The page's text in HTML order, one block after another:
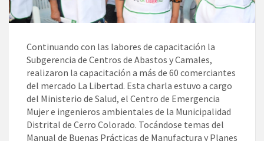
Continuando con las labores de capacitación la
Subgerencia de Centros de Abastos y Camales,
realizaron la capacitación a más de 60 comerciantes
del mercado La Libertad. Esta charla estuvo a cargo
del Ministerio de Salud, el Centro de Emergencia
Mujer e ingenieros ambientales de la Municipalidad
Distrital de Cerro Colorado. Tocándose temas del
Manual de Buenas Prácticas de Manufactura y Planes